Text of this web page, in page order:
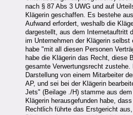
nach § 87 Abs 3 UWG und auf
Klägerin geschaffen. Es bestehe
Aufwand erfordert, weshalb die
dargestellt, aus dem Internetauftritt
im Unternehmen der Klägerin
habe "mit all diesen Personen
habe die Klägerin das Recht, diese
gesamte Verwertungsrecht
Darstellung von einem Mitarbeiter
AP, und sei bei der Klägerin
Jets" (Beilage ./H) stamme aus
Klägerin herausgefunden habe,
Rechtlich führte das Erstgericht